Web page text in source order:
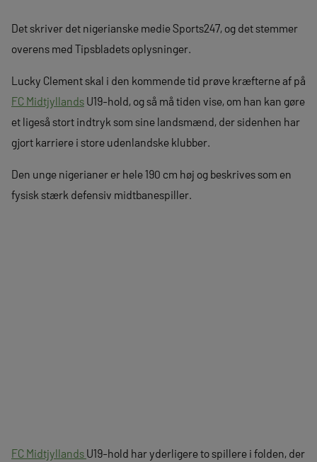
Det skriver det nigerianske medie Sports247, og det stemmer
overens med Tipsbladets oplysninger.
Lucky Clement skal i den kommende tid prøve kræfterne af på
FC Midtjyllands U19-hold, og så må tiden vise, om han kan gøre
et ligeså stort indtryk som sine landsmænd, der sidenhen har
gjort karriere i store udenlandske klubber.
Den unge nigerianer er hele 190 cm høj og beskrives som en
fysisk stærk defensiv midtbanespiller.
FC Midtjyllands U19-hold har yderligere to spillere i folden, der